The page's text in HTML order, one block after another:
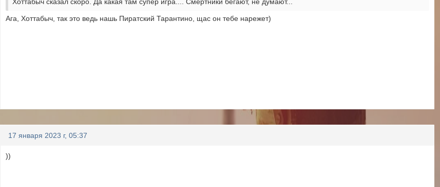
Ага, Хоттабыч, так это ведь нашь Пиратский Тарантино, щас он тебе нарежет)
17 января 2023 г, 05:37
))